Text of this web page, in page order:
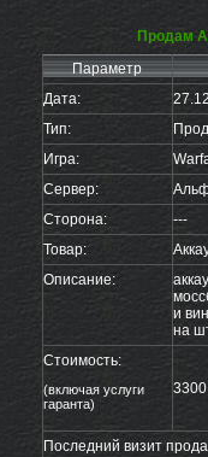
Продам
Параметр
Дата:
Тип:
Игра:
Сервер:
Сторона:
---
Товар:
Описание:
и
на
Стоимость:
(включая услуги
гаранта)
Последний визит